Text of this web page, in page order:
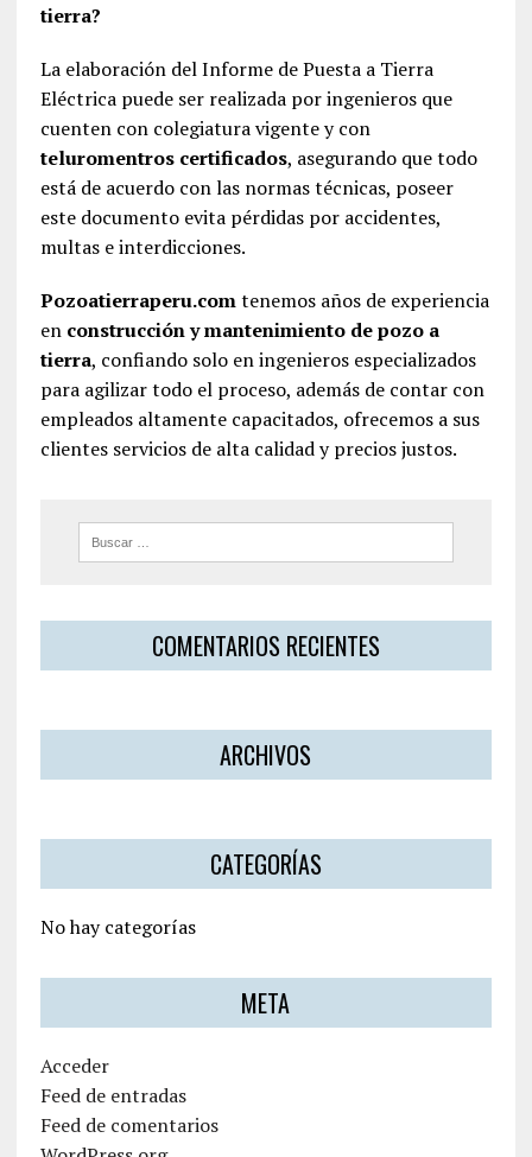
tierra?
La elaboración del Informe de Puesta a Tierra
Eléctrica puede ser realizada por ingenieros que
cuenten con colegiatura vigente y con
teluromentros certificados, asegurando que todo
está de acuerdo con las normas técnicas, poseer
este documento evita pérdidas por accidentes,
multas e interdicciones.
Pozoatierraperu.comtenemos años de experiencia
en construcción y mantenimiento de pozo a
tierra, confiando solo en ingenieros especializados
para agilizar todo el proceso, además de contar con
empleados altamente capacitados, ofrecemos a sus
clientes servicios de alta calidad y precios justos.
COMENTARIOS RECIENTES
ARCHIVOS
CATEGORÍAS
No hay categorías
META
Acceder
Feed de entradas
Feed de comentarios